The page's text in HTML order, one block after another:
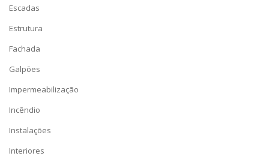
Escadas
Estrutura
Fachada
Galpões
Impermeabilização
Incêndio
Instalações
Interiores